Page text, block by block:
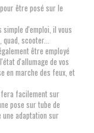
être posé sur le
d'emploi, il vous
scooter...
être employé
d'allumage de vos
en marche des feux, et
facilement sur
pose sur tube de
adaptation sur